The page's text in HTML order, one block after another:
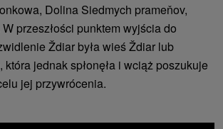
Dolina Siedmych prameňov,
przeszłości punktem wyjścia do
Ždiar była wieś Ždiar lub
która jednak spłonęła i wciąż poszukuje
jej przywrócenia.